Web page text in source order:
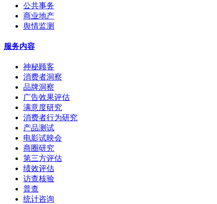
公共事务
商业地产
舆情监测
服务内容
神秘顾客
消费者洞察
品牌洞察
广告效果评估
满意度研究
消费者行为研究
产品测试
电影试映会
商圈研究
第三方评估
绩效评估
访查核验
普查
统计咨询